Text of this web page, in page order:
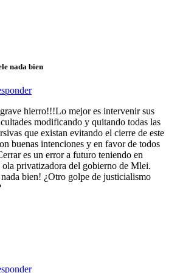
nada bien
hierro!!!Lo mejor es intervenir sus
modificando y quitando todas las
que existan evitando el cierre de este
buenas intenciones y en favor de todos
es un error a futuro teniendo en
ola privatizadora del gobierno de Mlei.
bien! ¿Otro golpe de justicialismo